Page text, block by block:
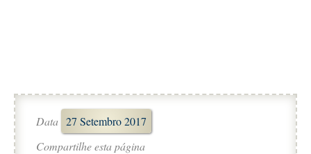
Data 27 Setembro 2017
Compartilhe esta página